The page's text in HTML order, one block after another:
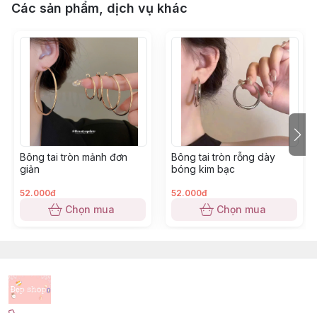
Các sản phẩm, dịch vụ khác
Bông tai tròn mảnh đơn
giản
52.000đ
Chọn mua
Bông tai tròn rỗng dày
bóng kim bạc
52.000đ
Chọn mua